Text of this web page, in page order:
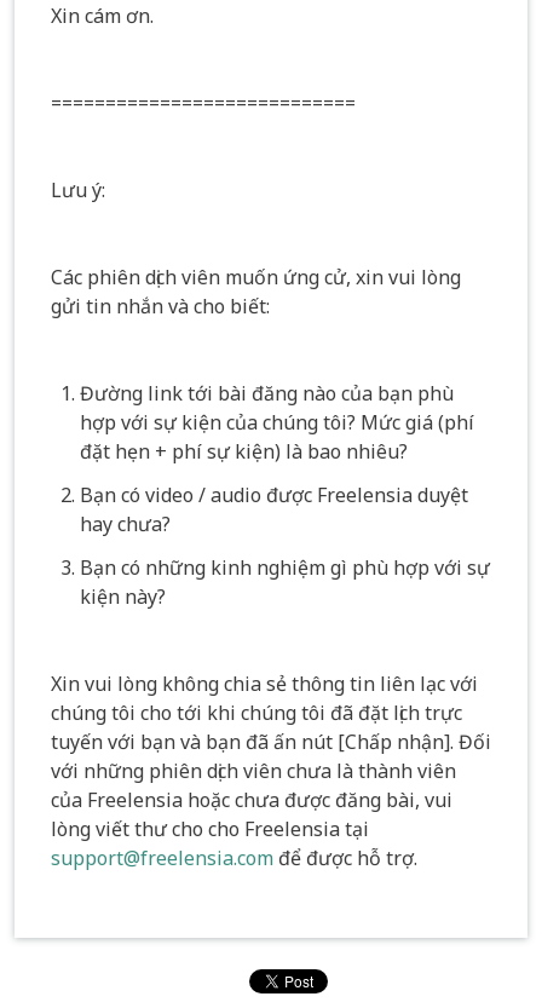
Xin cám ơn.
============================
Lưu ý:
Các phiên dịch viên muốn ứng cử, xin vui lòng
gửi tin nhắn và cho biết:
Đường link tới bài đăng nào của bạn phù
hợp với sự kiện của chúng tôi? Mức giá (phí
đặt hẹn + phí sự kiện) là bao nhiêu?
Bạn có video / audio được Freelensia duyệt
hay chưa?
Bạn có những kinh nghiệm gì phù hợp với sự
kiện này?
Xin vui lòng không chia sẻ thông tin liên lạc với
chúng tôi cho tới khi chúng tôi đã đặt lịch trực
tuyến với bạn và bạn đã ấn nút [Chấp nhận]. Đối
với những phiên dịch viên chưa là thành viên
của Freelensia hoặc chưa được đăng bài, vui
lòng viết thư cho cho Freelensia tại
support@freelensia.com để được hỗ trợ.